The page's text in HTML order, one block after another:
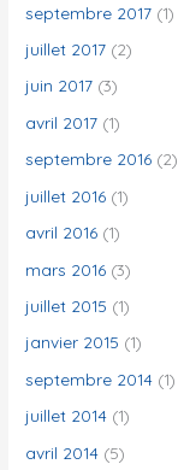
septembre 2017 (1)
juillet 2017 (2)
juin 2017 (3)
avril 2017 (1)
septembre 2016 (2)
juillet 2016 (1)
avril 2016 (1)
mars 2016 (3)
juillet 2015 (1)
janvier 2015 (1)
septembre 2014 (1)
juillet 2014 (1)
avril 2014 (5)